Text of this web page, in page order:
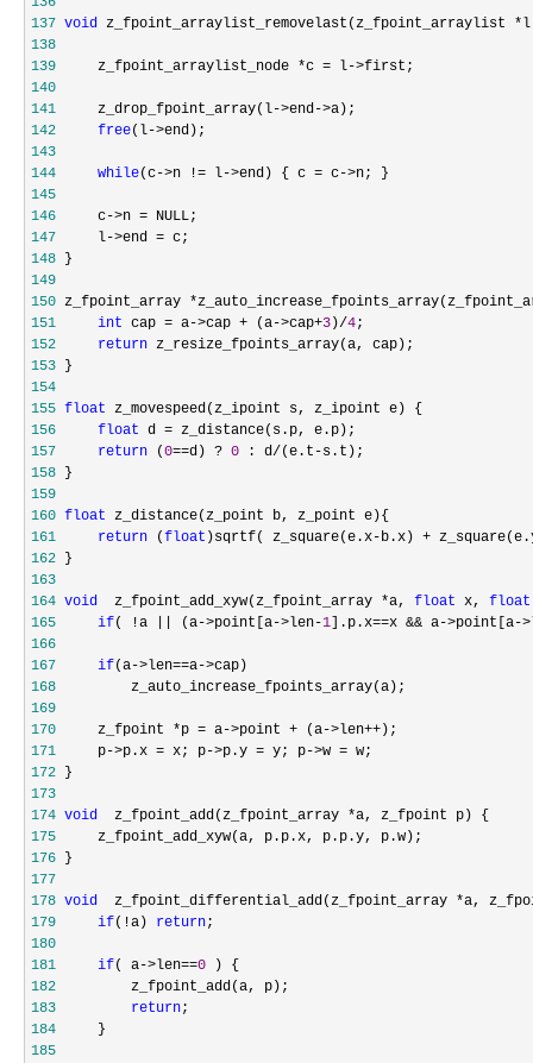
137 void z_fpoint_arraylist_removelast(z_fpoint_arraylist *
138
139
     z_fpoint_arraylist_node *c = l->
140
141
     z_drop_fpoint_array(l->end->
142
free(l->
143
144
while(c->n != l->end) { c = c->
145
146
     c->n =
147
     l->end =
148
149
150 z_fpoint_array
151
int cap = a->cap + (a->cap+3 )/4
152
return
153
154
155 float
156
float d =
157
return (0==d) ? 0 : d/(e.t-
158
159
160 float
161
return (float )sqrtf( z_square(e.x-b.x) +
162
163
164 void
  z_fpoint_add_xyw(z_fpoint_array *a,
float x, float
165
if( !a || (a->point[a->len-1 ].p.x==x && a->point[a-
166
167
if(a->len==a->
168
169
170
     z_fpoint *p = a->point + (a->len++
171
     p->p.x = x; p->p.y = y; p->w =
172
173
174 void
  z_fpoint_add(z_fpoint_array *
175
176
177
178 void
  z_fpoint_differential_add(z_fpoint_array *
179
if(!a) return
180
181
if( a->len==0
182
183
return
184
185